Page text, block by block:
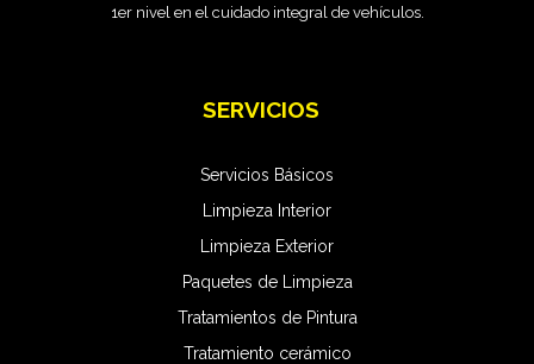
1er nivel en el cuidado integral de vehículos.
SERVICIOS
Servicios Básicos
Limpieza Interior
Limpieza Exterior
Paquetes de Limpieza
Tratamientos de Pintura
Tratamiento cerámico